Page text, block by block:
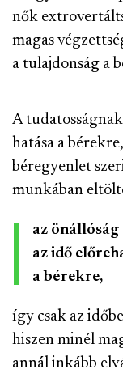
nők
magas
a tulajdonság a
A
hatása a
béregyenlet
munkában
az
az idő
a bérekre,
így csak az
hiszen minél
annál inkább